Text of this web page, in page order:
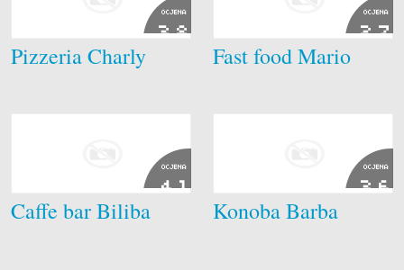
OCJENA
3.8
Pizzeria Charly
OCJENA
2.7
Fast food Mario
OCJENA
4.1
Caffe bar Biliba
OCJENA
3.6
Konoba Barba